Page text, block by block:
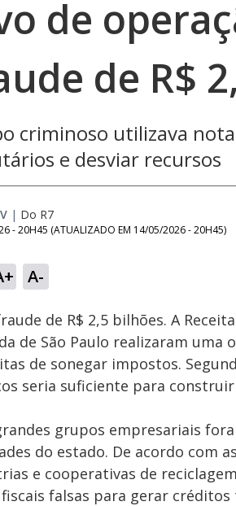
de
de R$
criminoso utilizava
e desviar recursos
| Do R7
- 20H45 (ATUALIZADO EM 14/05/2026 - 20H45)
A-
Ativar
Som
de R$ 2,5 bilhões. A
de São Paulo realizaram
de sonegar impostos.
seria suficiente para
grupos empresariais
do estado. De acordo com
e cooperativas de
falsas para gerar